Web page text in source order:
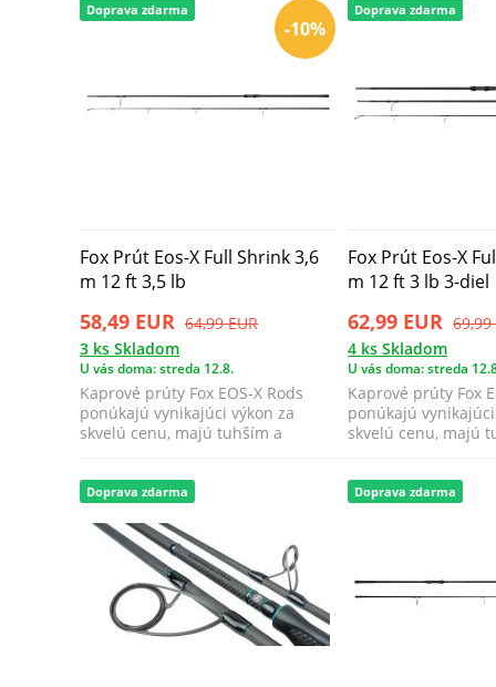
-10%
Doprava zdarma
Fox Prút Eos-X Full Shrink 3,6
m 12 ft 3,5 lb
58,49 EUR 64,99 EUR
3 ks Skladom
U vás doma: streda 12.8.
Kaprové prúty Fox EOS-X Rods
ponúkajú vynikajúci výkon za
skvelú cenu, majú tuhším a
Doprava zdarma
Fox Prút Eos-X
m 12 ft 3 lb 3-diel
62,99 EUR 69,99
4 ks Skladom
U vás doma: streda
Kaprové prúty Fox
ponúkajú
skvelú cenu, majú
Doprava zdarma Doprava zdarma